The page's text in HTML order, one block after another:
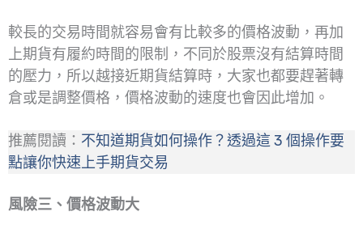
較長的交易時間就容易會有比較多的價格波動，再加
上期貨有履約時間的限制，不同於股票沒有結算時間
的壓力，所以越接近期貨結算時，大家也都要趕著轉
倉或是調整價格，價格波動的速度也會因此增加。
推薦閱讀： 不知道期貨如何操作？透過這 3 個操作要
點讓你快速上手期貨交易
風險三、價格波動大